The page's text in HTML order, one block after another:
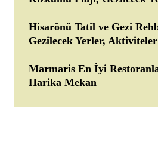
Hisarönü Tatil ve Gezi
Gezilecek Yerler, Aktiviteler
Marmaris En İyi
Harika Mekan